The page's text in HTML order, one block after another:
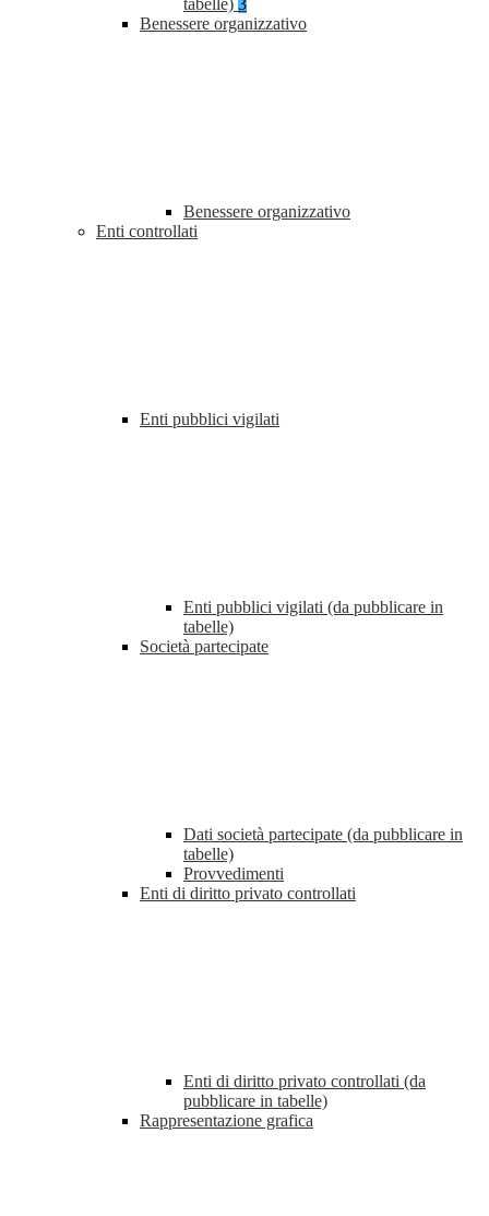
tabelle) 3
Benessere organizzativo
Benessere organizzativo
Enti controllati
Enti pubblici vigilati
Enti pubblici vigilati (da pubblicare in
tabelle)
Società partecipate
Dati società partecipate (da pubblicare in
tabelle)
Provvedimenti
Enti di diritto privato controllati
Enti di diritto privato controllati (da
pubblicare in tabelle)
Rappresentazione grafica